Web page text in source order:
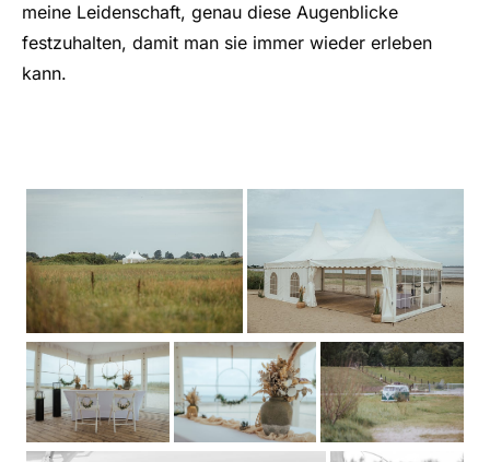
meine Leidenschaft, genau diese Augenblicke
festzuhalten, damit man sie immer wieder erleben
kann.